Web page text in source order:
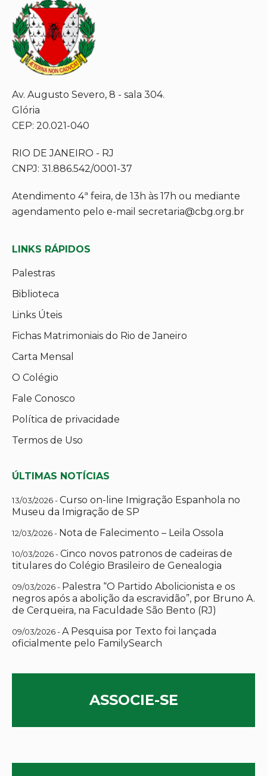
Av. Augusto Severo, 8 - sala 304.
Glória
CEP: 20.021-040
RIO DE JANEIRO - RJ
CNPJ: 31.886.542/0001-37
Atendimento 4ª feira, de 13h às 17h ou mediante
agendamento pelo e-mail secretaria@cbg.org.br
LINKS RÁPIDOS
Palestras
Biblioteca
Links Úteis
Fichas Matrimoniais do Rio de Janeiro
Carta Mensal
O Colégio
Fale Conosco
Política de privacidade
Termos de Uso
ÚLTIMAS NOTÍCIAS
13/03/2026 -Curso on-line Imigração Espanhola no
Museu da Imigração de SP
12/03/2026 - Nota de Falecimento – Leila Ossola
10/03/2026 -Cinco novos patronos de cadeiras de
titulares do Colégio Brasileiro de Genealogia
09/03/2026 - Palestra “O Partido Abolicionista e os
negros após a abolição da escravidão”, por Bruno A.
de Cerqueira, na Faculdade São Bento (RJ)
09/03/2026 -A Pesquisa por Texto foi lançada
oficialmente pelo FamilySearch
ASSOCIE-SE